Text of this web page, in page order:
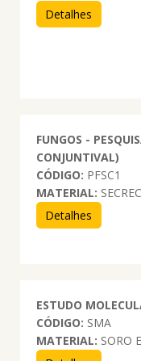
Detalhes
FUNGOS -
CONJUNTIVAL)
CÓDIGO: PFSC1
MATERIAL:
Detalhes
ESTUDO
CÓDIGO: SMA
MATERIAL: SORO